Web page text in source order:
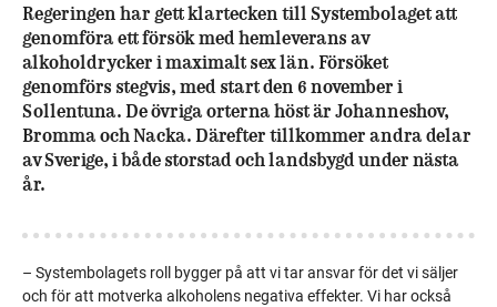
Regeringen har gett klartecken till Systembolaget att
genomföra ett försök med hemleverans av
alkoholdrycker i maximalt sex län. Försöket
genomförs stegvis, med start den 6 november i
Sollentuna. De övriga orterna höst är Johanneshov,
Bromma och Nacka. Därefter tillkommer andra delar
av Sverige, i både storstad och landsbygd under nästa
år.
– Systembolagets roll bygger på att vi tar ansvar för det vi säljer
och för att motverka alkoholens negativa effekter. Vi har också